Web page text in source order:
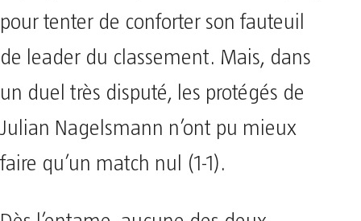
pour tenter de conforter son fauteuil
de leader du classement. Mais, dans
un duel très disputé, les protégés de
Julian Nagelsmann n’ont pu mieux
faire qu’un match nul (1-1).